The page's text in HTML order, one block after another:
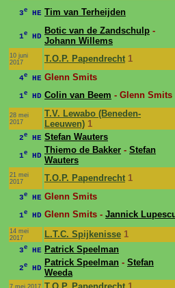
3e HE Tim van Terheijden
1e HD
Botic van de Zandschulp -
Johann Willems
10 juni
2017
T.O.P. Papendrecht 1
4e HE Glenn Smits
1e HD Colin van Beem - Glenn Smits
28 mei
2017
T.V. Lewabo (Beneden-
Leeuwen) 1
2e HE Stefan Wauters
1e HD
Thiemo de Bakker - Stefan
Wauters
21 mei
2017
T.O.P. Papendrecht 1
3e HE Glenn Smits
1e HD Glenn Smits - Jannick
14 mei
2017
L.T.C. Spijkenisse 1
3e HE Patrick Speelman
2e HD
Patrick Speelman - Stefan
Weeda
7 mei 2017